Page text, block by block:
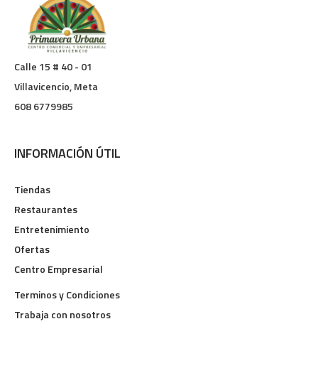
Calle 15 # 40 - 01
Villavicencio, Meta
608 6779985
INFORMACIÓN ÚTIL
Tiendas
Restaurantes
Entretenimiento
Ofertas
Centro Empresarial
Terminos y Condiciones
Trabaja con nosotros